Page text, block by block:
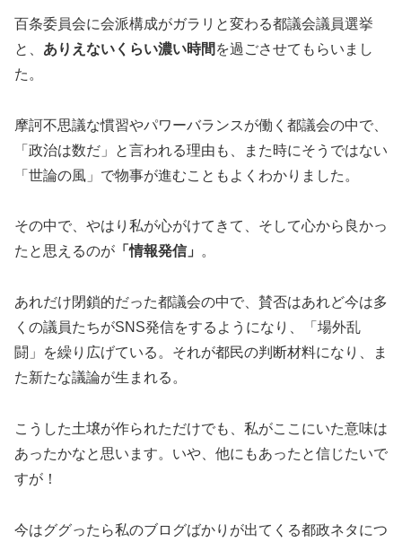
百条委員会に会派構成がガラリと変わる都議会議員選挙
と、 ありえないくらい濃い時間 を過ごさせてもらいまし
た。
摩訶不思議な慣習やパワーバランスが働く都議会の中で、
「政治は数だ」と言われる理由も、また時にそうではない
「世論の風」で物事が進むこともよくわかりました。
その中で、やはり私が心がけてきて、そして心から良かっ
たと思えるのが 「情報発信」 。
あれだけ閉鎖的だった都議会の中で、賛否はあれど今は多
くの議員たちがSNS発信をするようになり、「場外乱
闘」を繰り広げている。それが都民の判断材料になり、ま
た新たな議論が生まれる。
こうした土壌が作られただけでも、私がここにいた意味は
あったかなと思います。いや、他にもあったと信じたいで
すが！
今はググったら私のブログばかりが出てくる都政ネタにつ